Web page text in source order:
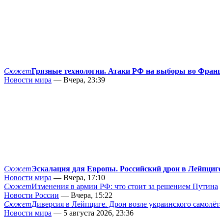
СюжетГрязные технологии. Атаки РФ на выборы во
Новости мира — Вчера, 23:39
СюжетЭскалация для Европы. Российский дрон в
Новости мира — Вчера, 17:10
СюжетИзменения в армии РФ: что стоит за решением Путина
Новости России — Вчера, 15:22
СюжетДиверсия в Лейпциге. Дрон возле украинского
Новости мира — 5 августа 2026, 23:36